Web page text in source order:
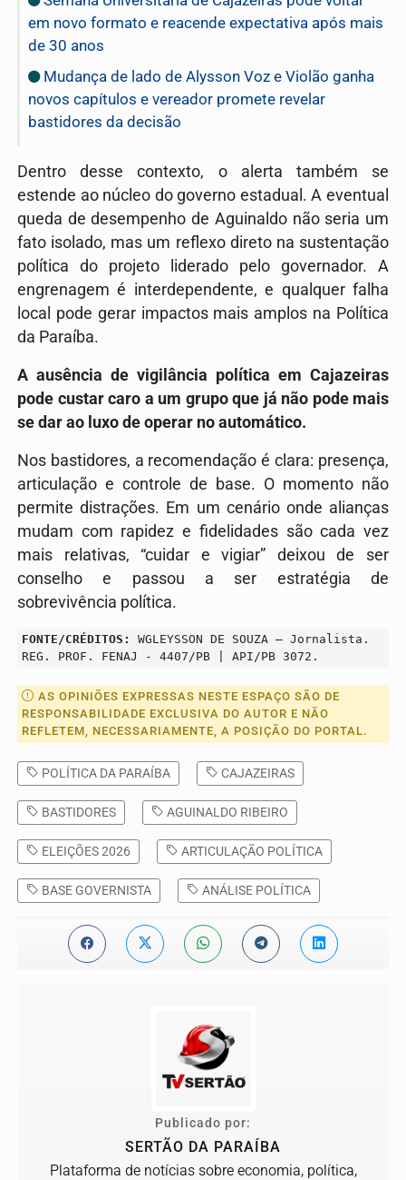
em novo formato e reacende expectativa após mais
de 30 anos
Mudança de lado de Alysson Voz e Violão ganha
novos capítulos e vereador promete revelar
bastidores da decisão
Dentro desse contexto, o alerta também se
estende ao núcleo do governo estadual. A eventual
queda de desempenho de Aguinaldo não seria um
fato isolado, mas um reflexo direto na sustentação
política do projeto liderado pelo governador. A
engrenagem é interdependente, e qualquer falha
local pode gerar impactos mais amplos na Política
da Paraíba.
A ausência de vigilância política em Cajazeiras
pode custar caro a um grupo que já não pode mais
se dar ao luxo de operar no automático.
Nos bastidores, a recomendação é clara: presença,
articulação e controle de base. O momento não
permite distrações. Em um cenário onde alianças
mudam com rapidez e fidelidades são cada vez
mais relativas, “cuidar e vigiar” deixou de ser
conselho e passou a ser estratégia de
sobrevivência política.
FONTE/CRÉDITOS:
WGLEYSSON DE SOUZA – Jornalista.
REG. PROF. FENAJ - 4407/PB | API/PB 3072.
AS OPINIÕES EXPRESSAS NESTE ESPAÇO SÃO DE
RESPONSABILIDADE EXCLUSIVA DO AUTOR E NÃO
REFLETEM, NECESSARIAMENTE, A POSIÇÃO DO PORTAL.
POLÍTICA DA PARAÍBA CAJAZEIRAS
BASTIDORES AGUINALDO RIBEIRO
ELEIÇÕES 2026 ARTICULAÇÃO POLÍTICA
BASE GOVERNISTA ANÁLISE POLÍTICA
Publicado por:
SERTÃO DA PARAÍBA
Plataforma de notícias sobre economia, política,